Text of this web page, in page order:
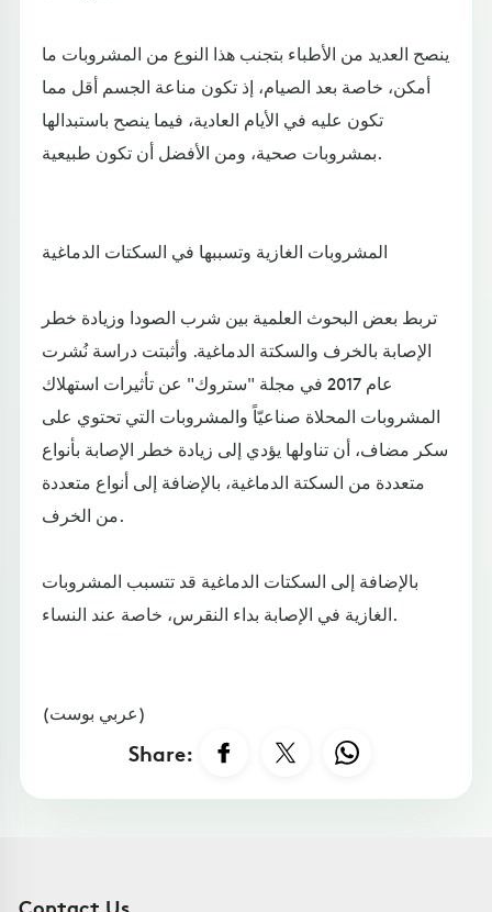
ينصح العديد من الأطباء بتجنب هذا النوع من المشروبات ما
أمكن، خاصة بعد الصيام، إذ تكون مناعة الجسم أقل مما
تكون عليه في الأيام العادية، فيما ينصح باستبدالها
بمشروبات صحية، ومن الأفضل أن تكون طبيعية.
المشروبات الغازية وتسببها في السكتات الدماغية
تربط بعض البحوث العلمية بين شرب الصودا وزيادة خطر
الإصابة بالخرف والسكتة الدماغية. وأثبتت دراسة نُشرت
عام 2017 في مجلة "ستروك" عن تأثيرات استهلاك
المشروبات المحلاة صناعيّاً والمشروبات التي تحتوي على
سكر مضاف، أن تناولها يؤدي إلى زيادة خطر الإصابة بأنواع
متعددة من السكتة الدماغية، بالإضافة إلى أنواع متعددة
من الخرف.
بالإضافة إلى السكتات الدماغية قد تتسبب المشروبات
الغازية في الإصابة بداء النقرس، خاصة عند النساء.
(عربي بوست)
Share:
Contact Us